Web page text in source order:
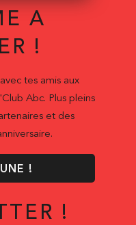
A
!
tes amis aux
Abc. Plus pleins
et des
!
!